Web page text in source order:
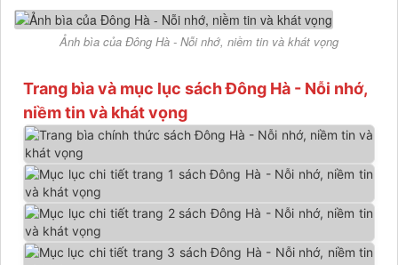
Ảnh bìa của Đông Hà - Nỗi nhớ, niềm tin và khát vọng
Trang bìa và mục lục sách Đông Hà - Nỗi nhớ,
niềm tin và khát vọng